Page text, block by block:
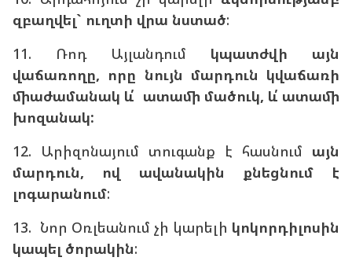
զբաղվել` ուղտի վրա նստած:
11. Ռոդ Այլանդում կպատժվի այն
վաճառողը, որը նույն մարդուն կվաճառի
միաժամանակ և՛ ատամի մածուկ, և՛ ատամի
խոզանակ:
12. Արիզոնայում տուգանք է հասնում այն
մարդուն, ով ավանակին քնեցնում է
լոգարանում:
13. Նոր Օռլեանում չի կարելի կոկորդիլոսին
կապել ծորակին: